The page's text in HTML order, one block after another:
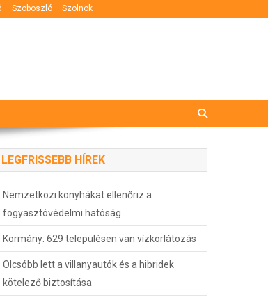
Szoboszló Szolnok
LEGFRISSEBB HÍREK
Nemzetközi konyhákat ellenőriz a
fogyasztóvédelmi hatóság
Kormány: 629 településen van vízkorlátozás
Olcsóbb lett a villanyautók és a hibridek
kötelező biztosítása